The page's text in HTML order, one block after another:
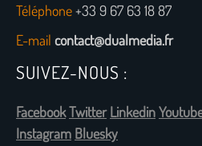
Téléphone+33 9 67 63 18 87
E-mail contact@dualmedia.fr
SUIVEZ-NOUS :
FacebookTwitter Linkedin
Instagram Bluesky